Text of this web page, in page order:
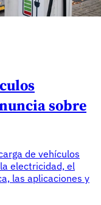
sobre
de vehículos
electricidad, el
las aplicaciones y